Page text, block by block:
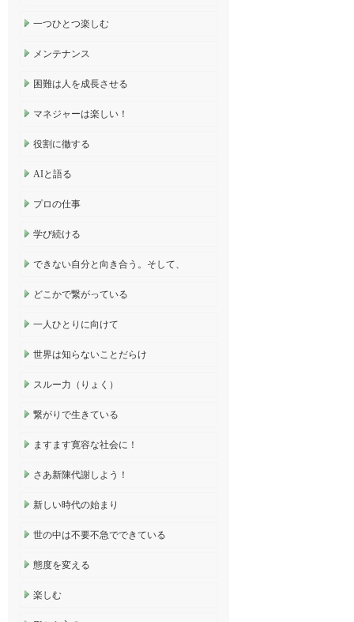
一つひとつ楽しむ
メンテナンス
困難は人を成長させる
マネジャーは楽しい！
役割に徹する
AIと語る
プロの仕事
学び続ける
できない自分と向き合う。そして、
どこかで繋がっている
一人ひとりに向けて
世界は知らないことだらけ
スルー力（りょく）
繋がりで生きている
ますます寛容な社会に！
さあ新陳代謝しよう！
新しい時代の始まり
世の中は不要不急でできている
態度を変える
楽しむ